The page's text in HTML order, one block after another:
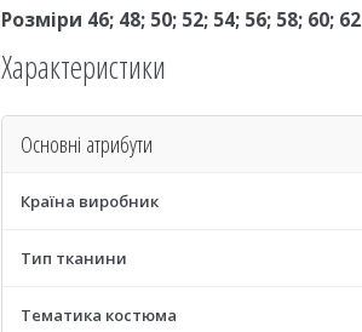
Розміри 46; 48; 50; 52; 54; 56; 58; 60; 62
Характеристики
Основні атрибути
Країна виробник
Тип тканини
Тематика костюма